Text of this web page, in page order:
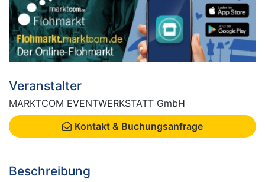
Veranstalter
MARKTCOM EVENTWERKSTATT GmbH
Kontakt & Buchungsanfrage
Beschreibung